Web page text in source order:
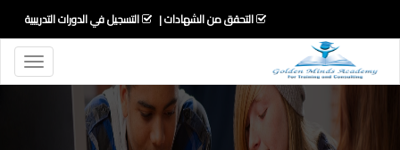
التسجيل في الدورات التدريبية التحقق من الشهادات
Toggle
Previous